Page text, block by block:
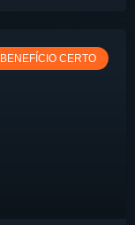
BENEFÍCIO CERTO